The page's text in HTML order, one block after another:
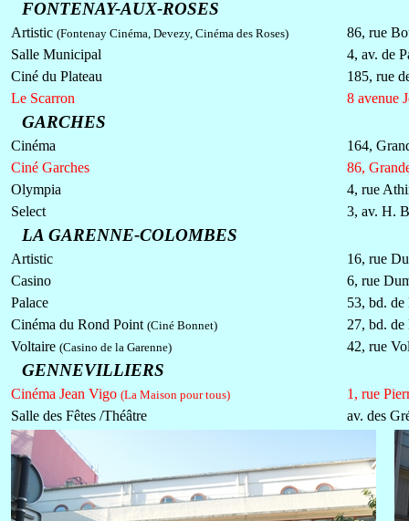
FONTENAY-AUX-ROSES
Artistic (Fontenay Cinéma, Devezy, Cinéma des Roses)
86, rue
Salle Municipal
4, av. de
Ciné du Plateau
185, rue
Le Scarron
8 avenue
GARCHES
Cinéma
164,
Ciné Garches
86,
Olympia
4, rue
Select
3, av. H.
LA GARENNE-COLOMBES
Artistic
16, rue
Casino
6, rue
Palace
53, bd.
Cinéma du Rond Point (Ciné Bonnet)
27, bd.
Voltaire (Casino de la Garenne) 42, rue
GENNEVILLIERS
Cinéma Jean Vigo (La Maison pour tous)
1, rue
Salle des Fêtes /Théâtre
av. des